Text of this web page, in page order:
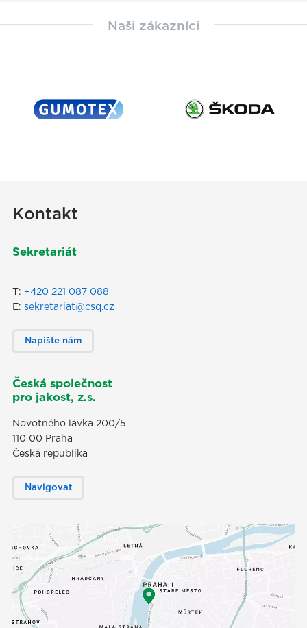
Naši zákazníci
Kontakt
Sekretariát
T: +420 221 087 088
E: sekretariat@csq.cz
Napište nám
Česká společnost
pro jakost, z.s.
Novotného lávka 200/5
110 00 Praha
Česká republika
Navigovat